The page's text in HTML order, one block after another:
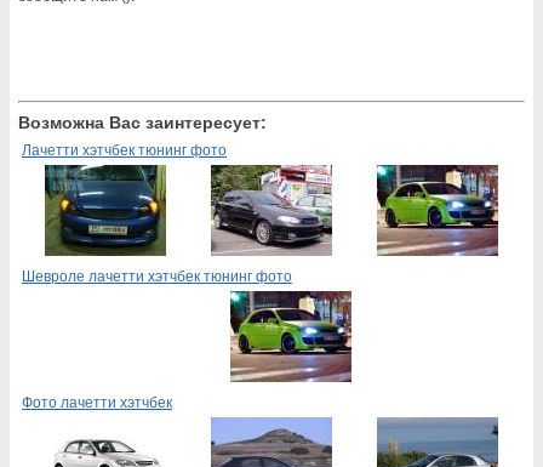
Возможна Вас заинтересует:
Лачетти хэтчбек тюнинг фото
Шевроле лачетти хэтчбек тюнинг фото
Фото лачетти хэтчбек